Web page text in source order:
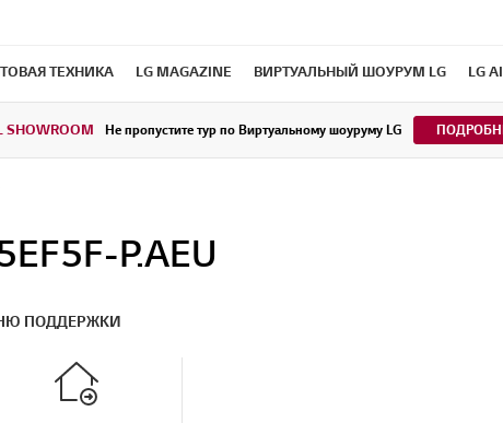
ТЕХНИКА LG MAGAZINE ВИРТУАЛЬНЫЙ ШОУРУМ LG LG AI
SHOWROOM Не пропустите тур по Виртуальному шоуруму LG
P.AEU
ПОДДЕРЖКИ